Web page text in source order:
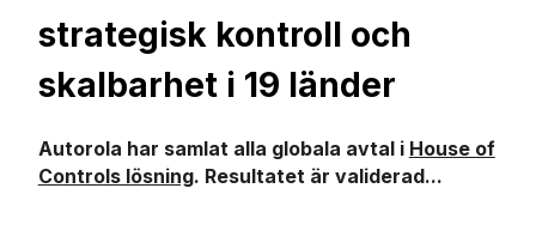
strategisk kontroll och
skalbarhet i 19 länder
Autorola har samlat alla globala avtal i House of
Controls lösning. Resultatet är validerad...